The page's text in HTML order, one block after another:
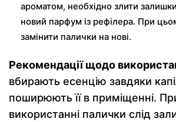
ароматом, необхідно злити
новий парфум із рефілера. При
замінити палички на нові.
Рекомендації щодо
вбирають есенцію завдяки
поширюють її в приміщенні.
використанні палички слід